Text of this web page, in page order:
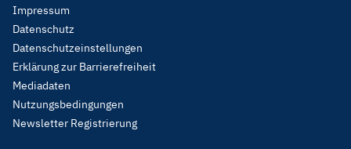
Footer
Menu
Legal
Impressum
Datenschutz
Datenschutzeinstellungen
Erklärung zur Barrierefreiheit
Mediadaten
Nutzungsbedingungen
Newsletter Registrierung